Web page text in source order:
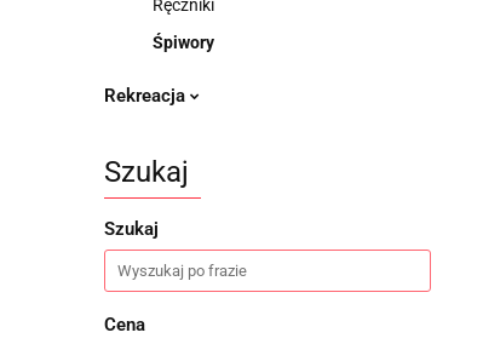
Ręczniki
Śpiwory
Rekreacja
Szukaj
Szukaj
Cena